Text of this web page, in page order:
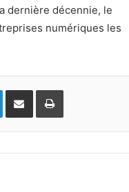
dernière décennie, le
numériques les
LinkedinPartager par email Imprimer